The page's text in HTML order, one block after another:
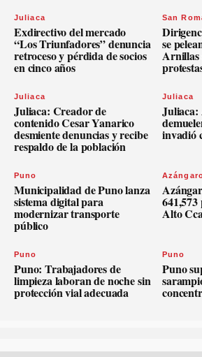
Juliaca
Exdirectivo del mercado
“Los Triunfadores” denuncia
retroceso y pérdida de socios
en cinco años
San
se
Arnillas
Juliaca
Juliaca: Creador de
contenido Cesar Yanarico
desmiente denuncias y recibe
respaldo de la población
Juliaca
Juliaca:
invadió
Puno
Municipalidad de Puno lanza
sistema digital para
modernizar transporte
público
Alto
Puno
Puno: Trabajadores de
limpieza laboran de noche sin
protección vial adecuada
Puno
Puno